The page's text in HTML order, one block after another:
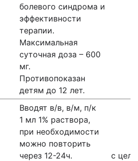
болевого синдрома и
эффективности
терапии.
Максимальная
суточная доза – 600
мг.
Противопоказан
детям до 12 лет.
Вводят в/в, в/м, п/к
1 мл 1% раствора,
при необходимости
можно повторить
через 12-24ч.
с